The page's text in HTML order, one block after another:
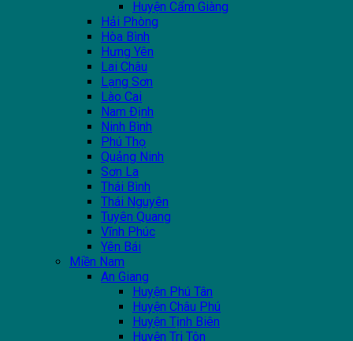
Huyện Cẩm Giàng
Hải Phòng
Hòa Bình
Hưng Yên
Lai Châu
Lạng Sơn
Lào Cai
Nam Định
Ninh Bình
Phú Thọ
Quảng Ninh
Sơn La
Thái Bình
Thái Nguyên
Tuyên Quang
Vĩnh Phúc
Yên Bái
Miền Nam
An Giang
Huyện Phú Tân
Huyện Châu Phú
Huyện Tịnh Biên
Huyện Tri Tôn